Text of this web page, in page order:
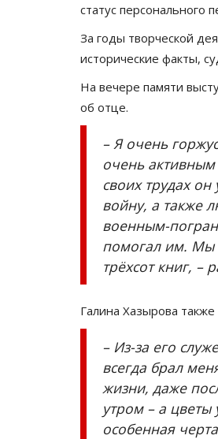
статус персонального
За годы творческой
исторические факты,
На вечере памяти
об отце.
– Я очень
очень
своих трудах
войну, а также
военным-
помогал им. Мы
трёхсот книг, –
Галина Хазырова
– Из-за его
всегда брал
жизни, даже
утром – а цветы
особенная
умилили
Май 2, 2026 0